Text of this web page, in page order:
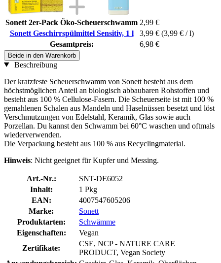
Sonett 2er-Pack Öko-Scheuerschwamm 2,99 €
Sonett Geschirrspülmittel Sensitiv, 1 l
3,99 € (3,99 € / l)
Gesamtpreis:
6,98 €
Beide in den Warenkorb
Beschreibung
Der kratzfeste Scheuerschwamm von Sonett besteht aus dem
höchstmöglichen Anteil an biologisch abbaubaren Rohstoffen und
besteht aus 100 % Cellulose-Fasern. Die Scheuerseite ist mit 100 %
gemahlenen Schalen aus Mandeln und Haselnüssen besetzt und löst
Verschmutzungen von Edelstahl, Keramik, Glas sowie auch
Porzellan. Du kannst den Schwamm bei 60°C waschen und oftmals
wiederverwenden.
Die Verpackung besteht aus 100 % aus Recyclingmaterial.
Hinweis: Nicht geeignet für Kupfer und Messing.
Art.-Nr.:
SNT-DE6052
Inhalt:
1 Pkg
EAN:
4007547605206
Marke:
Sonett
Produktarten:
Schwämme
Eigenschaften:
Vegan
Zertifikate:
CSE, NCP - NATURE CARE
PRODUCT, Vegan Society